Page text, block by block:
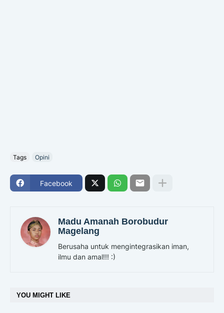
Tags Opini
Facebook
Madu Amanah Borobudur
Magelang
Berusaha untuk mengintegrasikan iman,
ilmu dan amal!!! :)
YOU MIGHT LIKE